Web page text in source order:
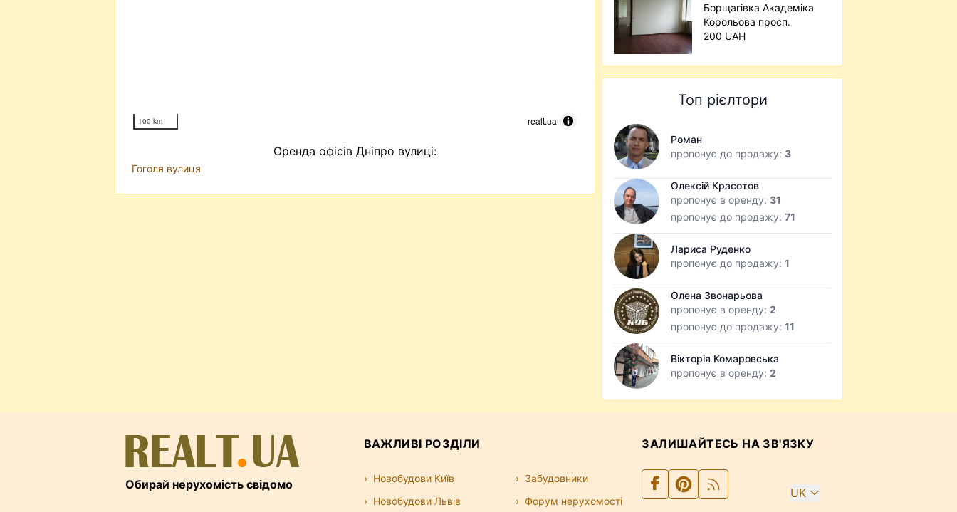
100 km realt.ua
Оренда офісів Дніпро вулиці:
Гоголя вулиця
Борщагівка Академіка
Корольова просп.
200 UAH
Топ рієлтори
Роман
пропонує до продажу: 3
Олексій Красотов
пропонує в оренду: 31
пропонує до продажу:71
Лариса Руденко
пропонує до продажу:1
Олена Звонарьова
пропонує в оренду:2
пропонує до продажу:11
Вікторія Комаровська
пропонує в оренду:2
Обирай нерухомість свідомо
ВАЖЛИВІ РОЗДІЛИ
Новобудови Київ
Новобудови Львів
Забудовники
Форум нерухомості
ЗАЛИШАЙТЕСЬ НА ЗВ'ЯЗКУ
UK